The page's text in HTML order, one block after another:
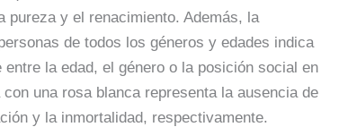
pureza y el renacimiento. Además, la
de todos los géneros y edades indica
la edad, el género o la posición social en
una rosa blanca representa la ausencia de
y la inmortalidad, respectivamente.